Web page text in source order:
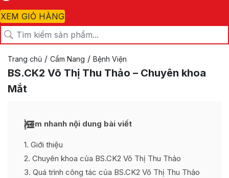
XEM GIỎ HÀNG
Trang chủ / Cẩm Nang / Bệnh Viện
BS.CK2 Võ Thị Thu Thảo – Chuyên khoa
Mắt
Xem nhanh nội dung bài viết
1 Giới thiệu
2 Chuyên khoa của BS.CK2 Võ Thị Thu Thảo
3 Quá trình công tác của BS.CK2 Võ Thị Thu Thảo